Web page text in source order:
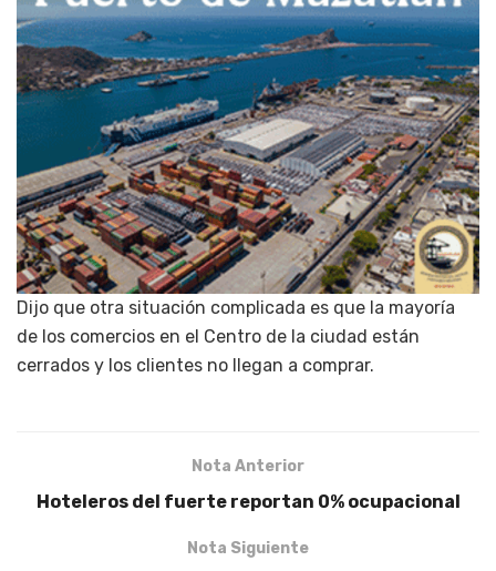
Dijo que otra situación complicada es que la mayoría
de los comercios en el Centro de la ciudad están
cerrados y los clientes no llegan a comprar.
Nota Anterior
Hoteleros del fuerte reportan 0% ocupacional
Nota Siguiente